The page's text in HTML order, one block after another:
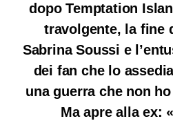
dopo Temptation
travolgente, la fine
Sabrina Soussi e
dei fan che lo
una guerra che non
Ma apre alla ex: